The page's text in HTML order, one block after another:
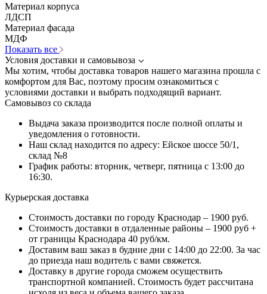
Материал корпуса
ЛДСП
Материал фасада
МДФ
Показать все
Условия доставки и самовывоза
Мы хотим, чтобы доставка товаров нашего магазина прошла с
комфортом для Вас, поэтому просим ознакомиться с
условиями доставки и выбрать подходящий вариант.
Самовывоз со склада
Выдача заказа производится после полной оплаты и
уведомления о готовности.
Наш склад находится по адресу: Ейское шоссе 50/1,
склад №8
График работы: вторник, четверг, пятница с 13:00 до
16:30.
Курьерская доставка
Стоимость доставки по городу Краснодар – 1900 руб.
Стоимость доставки в отдаленные районы – 1900 руб +
от границы Краснодара 40 руб/км.
Доставим ваш заказ в будние дни с 14:00 до 22:00. За час
до приезда наш водитель с вами свяжется.
Доставку в другие города сможем осуществить
транспортной компанией. Стоимость будет рассчитана